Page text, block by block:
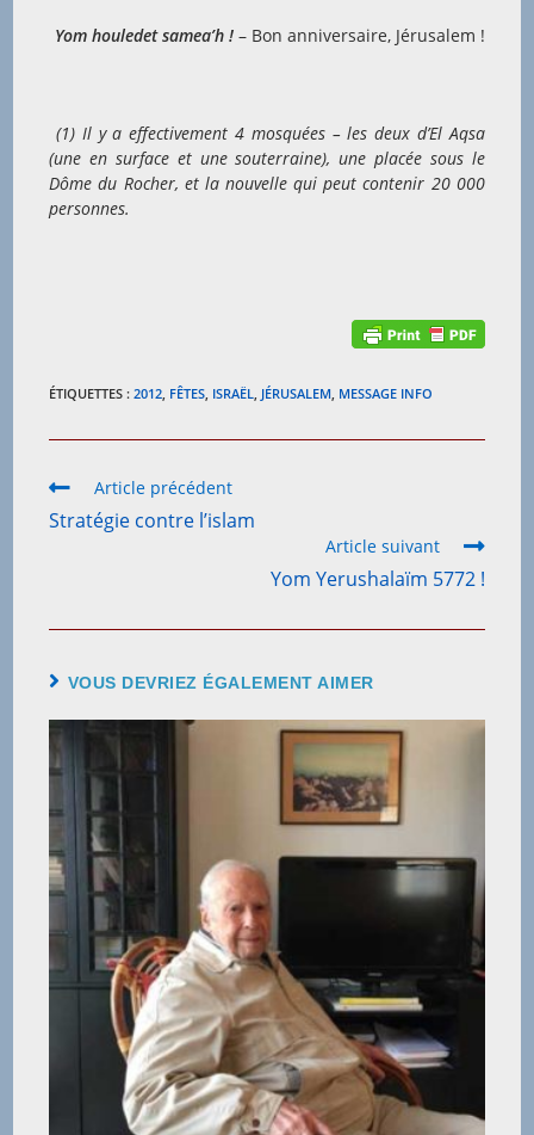
Yom houledet samea’h !– Bon anniversaire, Jérusalem !
(1) Il y a effectivement 4 mosquées – les deux d’El Aqsa
(une en surface et une souterraine), une placée sous le
Dôme du Rocher, et la nouvelle qui peut contenir 20 000
personnes.
ÉTIQUETTES :2012, FÊTES, ISRAËL, JÉRUSALEM, MESSAGE INFO
Read
articles
Article précédent
Stratégie contre l’islam
Article suivant
Yom Yerushalaïm 5772 !
VOUS DEVRIEZ ÉGALEMENT AIMER